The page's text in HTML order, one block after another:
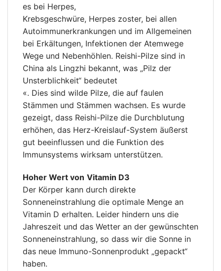
es bei Herpes,
Krebsgeschwüre, Herpes zoster, bei allen
Autoimmunerkrankungen und im Allgemeinen
bei Erkältungen, Infektionen der Atemwege
Wege und Nebenhöhlen. Reishi-Pilze sind in
China als Lingzhi bekannt, was „Pilz der
Unsterblichkeit“ bedeutet
«. Dies sind wilde Pilze, die auf faulen
Stämmen und Stämmen wachsen. Es wurde
gezeigt, dass Reishi-Pilze die Durchblutung
erhöhen, das Herz-Kreislauf-System äußerst
gut beeinflussen und die Funktion des
Immunsystems wirksam unterstützen.
Hoher Wert von Vitamin D3
Der Körper kann durch direkte
Sonneneinstrahlung die optimale Menge an
Vitamin D erhalten. Leider hindern uns die
Jahreszeit und das Wetter an der gewünschten
Sonneneinstrahlung, so dass wir die Sonne in
das neue Immuno-Sonnenprodukt „gepackt“
haben.